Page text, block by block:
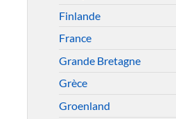
Finlande
France
Grande Bretagne
Grèce
Groenland